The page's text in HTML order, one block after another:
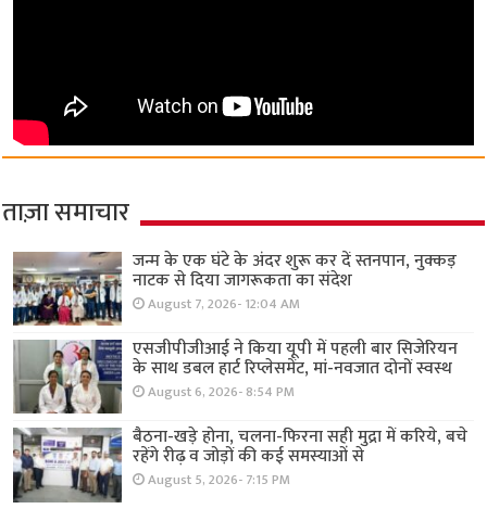
ताज़ा समाचार
जन्म के एक घंटे के अंदर शुरू कर दें स्तनपान, नुक्कड़
नाटक से दिया जागरूकता का संदेश
August 7, 2026- 12:04 AM
एसजीपीजीआई ने किया यूपी में पहली बार सिजेरियन
के साथ डबल हार्ट रिप्लेसमेंट, मां-नवजात दोनों स्वस्थ
August 6, 2026- 8:54 PM
बैठना-खड़े होना, चलना-फिरना सही मुद्रा में करिये, बचे
रहेंगे रीढ़ व जोड़ों की कई समस्याओं से
August 5, 2026- 7:15 PM